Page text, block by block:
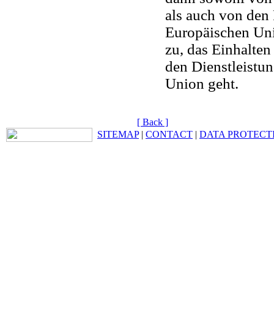
als auch von
Europäischen
zu, das
den
Union geht.
[ Back ]
SITEMAP| CONTACT | DATA